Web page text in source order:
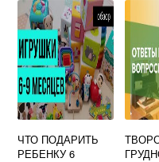
ЫЕ И НАРОДНЫЕ
СРЕДСТВА
ЧТО ПОДАРИТЬ
РЕБЕНКУ 6